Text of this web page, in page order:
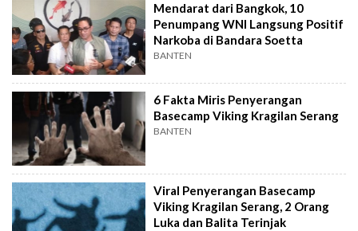
Mendarat dari Bangkok, 10
Penumpang WNI Langsung Positif
Narkoba di Bandara Soetta
BANTEN
6 Fakta Miris Penyerangan
Basecamp Viking Kragilan Serang
BANTEN
Viral Penyerangan Basecamp
Viking Kragilan Serang, 2 Orang
Luka dan Balita Terinjak